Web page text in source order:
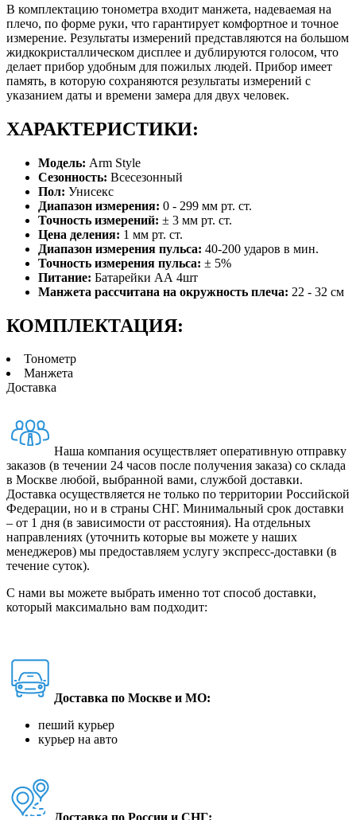
В комплектацию тонометра входит манжета, надеваемая на
плечо, по форме руки, что гарантирует комфортное и точное
измерение. Результаты измерений представляются на большом
жидкокристаллическом дисплее и дублируются голосом, что
делает прибор удобным для пожилых людей. Прибор имеет
память, в которую сохраняются результаты измерений с
указанием даты и времени замера для двух человек.
ХАРАКТЕРИСТИКИ:
Модель: Arm Style
Сезонность: Всесезонный
Пол: Унисекс
Диапазон измерения: 0 - 299 мм рт. ст.
Точность измерений: ± 3 мм рт. ст.
Цена деления: 1 мм рт. ст.
Диапазон измерения пульса: 40-200 ударов в мин.
Точность измерения пульса: ± 5%
Питание: Батарейки АА 4шт
Манжета рассчитана на окружность плеча: 22 - 32 см
КОМПЛЕКТАЦИЯ:
Тонометр
Манжета
Доставка
Наша компания осуществляет оперативную отправку
заказов (в течении 24 часов после получения заказа) со склада
в Москве любой, выбранной вами, службой доставки.
Доставка осуществляется не только по территории Российской
Федерации, но и в страны СНГ. Минимальный срок доставки
– от 1 дня (в зависимости от расстояния). На отдельных
направлениях (уточнить которые вы можете у наших
менеджеров) мы предоставляем услугу экспресс-доставки (в
течение суток).
С нами вы можете выбрать именно тот способ доставки,
который максимально вам подходит:
Доставка по Москве и МО:
пеший курьер
курьер на авто